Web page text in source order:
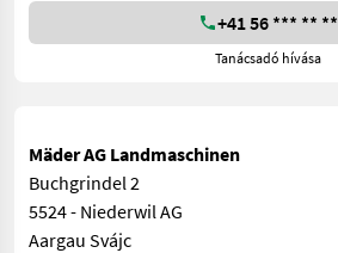
+41 56 *** ** **
Tanácsadó hívása
Mäder AG Landmaschinen
Buchgrindel 2
5524 - Niederwil AG
Aargau Svájc